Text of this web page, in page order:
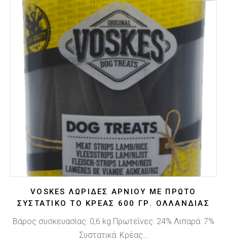
VOSKES ΛΩΡΊΔΕΣ ΑΡΝΙΟΎ ΜΕ ΠΡΏΤΟ
ΣΥΣΤΑΤΙΚΌ ΤΟ ΚΡΈΑΣ 600 ΓΡ. ΟΛΛΑΝΔΊΑΣ
Βάρος συσκευασίας: 0,6 kg Πρωτεΐνες: 24% Λιπαρά: 7%
Συστατικά: Κρέας…